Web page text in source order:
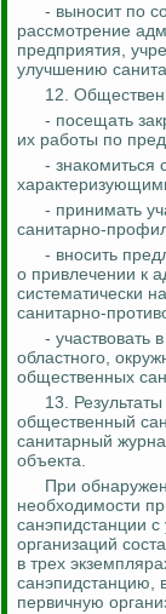
- выносит по
рассмотрение
предприятия,
улучшению
12.
- посещать
их работы по
- знакомиться
- принимать
санитарно-
- вносить
о привлечении к
систематически
санитарно-
- участвовать
областного,
общественных
13.
общественный
санитарный
объекта.
При
необходимости
санэпидстанции
организаций
в трех
санэпидстанцию,
первичную